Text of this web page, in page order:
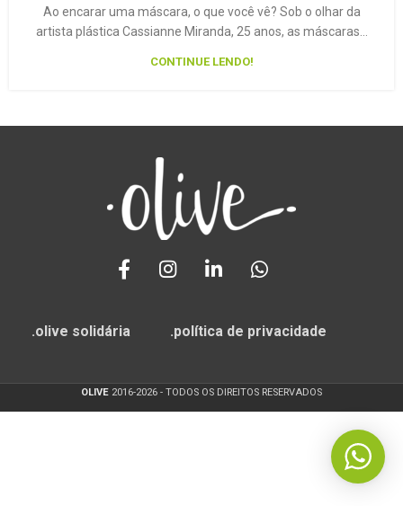
Ao encarar uma máscara, o que você vê? Sob o olhar da
artista plástica Cassianne Miranda, 25 anos, as máscaras…
CONTINUE LENDO!
.olive solidária .política de privacidade
OLIVE 2016-2026 - TODOS OS DIREITOS RESERVADOS